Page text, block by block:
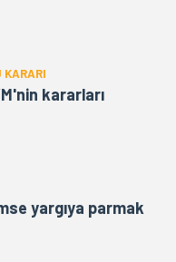
KARARI
kararları
yargıya parmak